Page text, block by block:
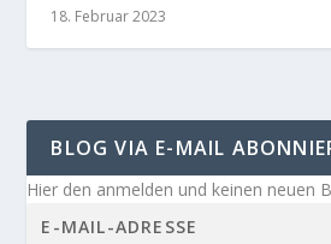
18. Februar 2023
BLOG VIA E-MAIL
Hier den anmelden und keinen neuen